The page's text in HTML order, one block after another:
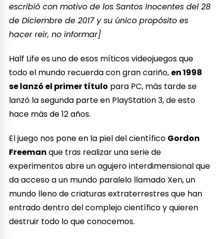
escribió con motivo de los Santos Inocentes del 28
de Diciembre de 2017 y su único propósito es
hacer reir, no informar]
Half Life es uno de esos míticos videojuegos que
todo el mundo recuerda con gran cariño, en 1998
se lanzó el primer título para PC, más tarde se
lanzó la segunda parte en PlayStation 3, de esto
hace más de 12 años.
El juego nos pone en la piel del científico Gordon
Freeman que tras realizar una serie de
experimentos abre un agujero interdimensional que
da acceso a un mundo paralelo llamado Xen, un
mundo lleno de criaturas extraterrestres que han
entrado dentro del complejo científico y quieren
destruir todo lo que conocemos.